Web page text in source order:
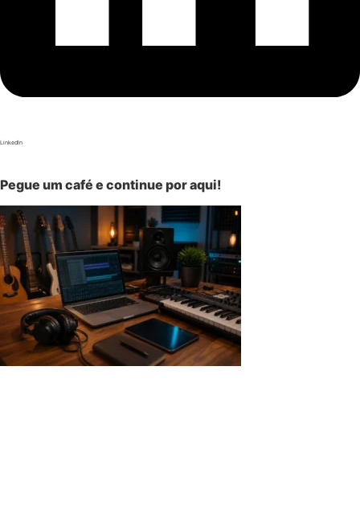
LinkedIn
Pegue um café e continue por aqui!